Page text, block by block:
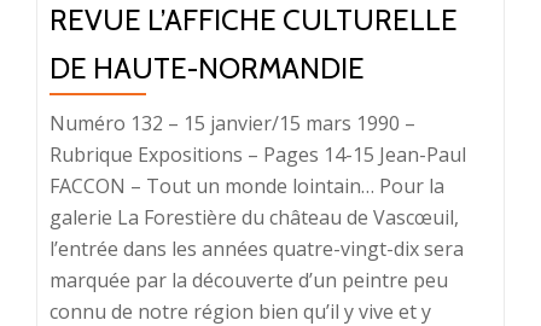
REVUE L’AFFICHE CULTURELLE
DE HAUTE-NORMANDIE
Numéro 132 – 15 janvier/15 mars 1990 –
Rubrique Expositions – Pages 14-15 Jean-Paul
FACCON – Tout un monde lointain… Pour la
galerie La Forestière du château de Vascœuil,
l’entrée dans les années quatre-vingt-dix sera
marquée par la découverte d’un peintre peu
connu de notre région bien qu’il y vive et y